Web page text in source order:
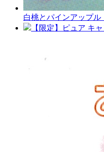
白桃とパインアップル
【限定】ピュア キ